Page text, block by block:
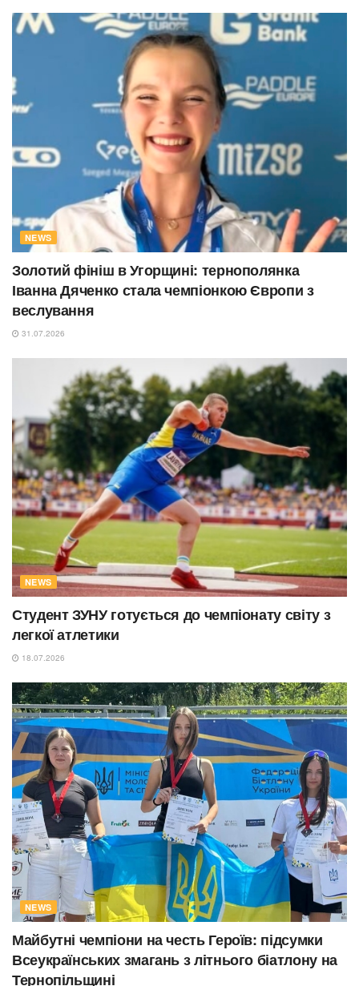
NEWS
Золотий фініш в Угорщині: тернополянка
Іванна Дяченко стала чемпіонкою Європи з
веслування
31.07.2026
NEWS
Студент ЗУНУ готується до чемпіонату світу з
легкої атлетики
18.07.2026
NEWS
Майбутні чемпіони на честь Героїв: підсумки
Всеукраїнських змагань з літнього біатлону на
Тернопільщині